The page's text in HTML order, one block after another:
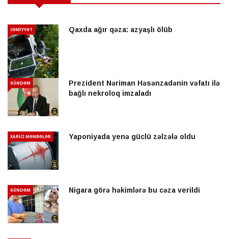
CƏMİYYƏT Qaxda ağır qəza: azyaşlı ölüb
GÜNDƏM
Prezident Nəriman Həsənzadənin vəfatı ilə
bağlı nekroloq imzaladı
XARİCİ MƏNBƏLƏR Yaponiyada yenə güclü zəlzələ oldu
GÜNDƏM Nigara görə həkimlərə bu cəza verildi